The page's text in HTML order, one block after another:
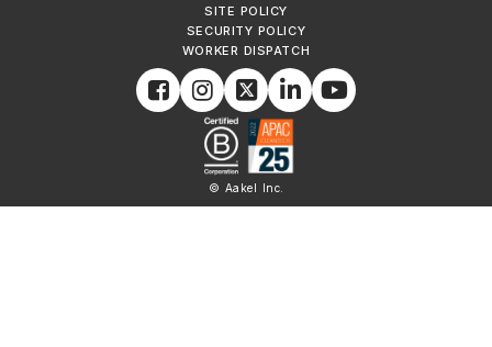
SITE POLICY
SECURITY POLICY
WORKER DISPATCH
© Aakel Inc.